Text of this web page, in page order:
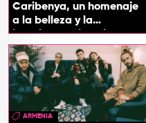
Caribenya, un homenaje
a la belleza y la
identidad del Caribe
ARMENIA